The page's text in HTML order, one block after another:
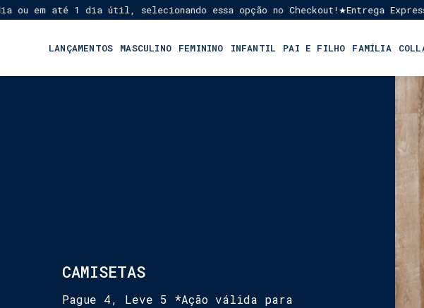
até 1 dia útil, selecionando essa opção no Checkout!★Entrega Expressa
LANÇAMENTOS MASCULINO FEMININO INFANTIL PAI E FILHO FAMÍLIA
CAMISETAS
Pague 4, Leve 5 *Ação válida para